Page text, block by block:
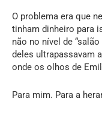
O problema era que
tinham dinheiro para
não no nível de
deles ultrapassavam
onde os olhos de
Para mim. Para a